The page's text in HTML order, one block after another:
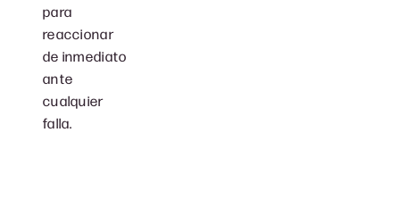
para
reaccionar
de inmediato
ante
cualquier
falla.